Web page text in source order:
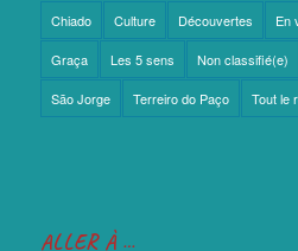
Chiado Culture Découvertes En
Graça Les 5 sens Non classifié(e)
São Jorge Terreiro do Paço Tout le
ALLER À …